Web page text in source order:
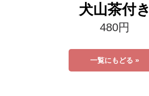
犬山茶付き
480円
一覧にもどる »